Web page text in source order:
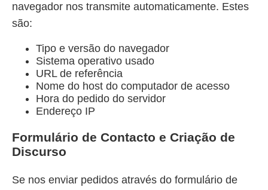
navegador nos transmite automaticamente. Estes
são:
Tipo e versão do navegador
Sistema operativo usado
URL de referência
Nome do host do computador de acesso
Hora do pedido do servidor
Endereço IP
Formulário de Contacto e Criação de
Discurso
Se nos enviar pedidos através do formulário de